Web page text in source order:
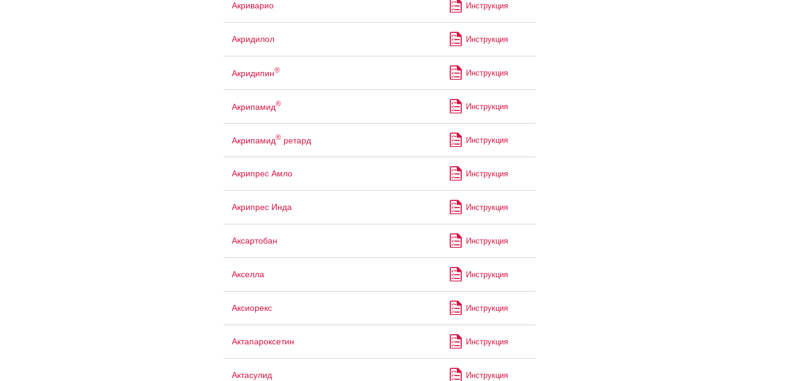
Акриварио Инструкция
Акридилол Инструкция
Акридипин® Инструкция
Акрипамид® Инструкция
Акрипамид®ретард Инструкция
Акрипрес Амло Инструкция
Акрипрес Инда Инструкция
Аксартобан Инструкция
Акселла Инструкция
Аксиорекс Инструкция
Актапароксетин Инструкция
Актасулид Инструкция